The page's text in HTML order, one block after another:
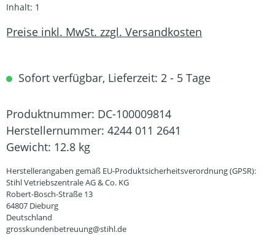
Inhalt: 1
Preise inkl. MwSt. zzgl. Versandkosten
Sofort verfügbar, Lieferzeit: 2 - 5 Tage
Produktnummer: DC-100009814
Herstellernummer: 4244 011 2641
Gewicht: 12.8 kg
Herstellerangaben gemäß EU-Produktsicherheitsverordnung (GPSR):
Stihl Vetriebszentrale AG & Co. KG
Robert-Bosch-Straße 13
64807 Dieburg
Deutschland
grosskundenbetreuung@stihl.de